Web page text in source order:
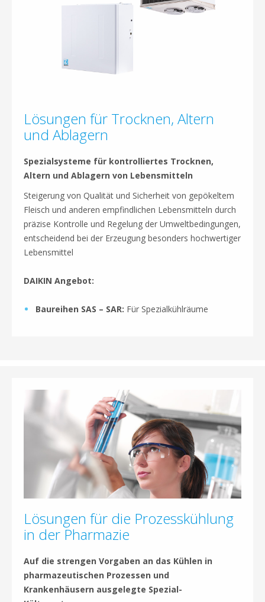
Lösungen für Trocknen, Altern
und Ablagern
Spezialsysteme für kontrolliertes Trocknen,
Altern und Ablagern von Lebensmitteln
Steigerung von Qualität und Sicherheit von gepökeltem
Fleisch und anderen empfindlichen Lebensmitteln durch
präzise Kontrolle und Regelung der Umweltbedingungen,
entscheidend bei der Erzeugung besonders hochwertiger
Lebensmittel
DAIKIN Angebot:
Baureihen SAS – SAR: Für Spezialkühlräume
Lösungen für die Prozesskühlung
in der Pharmazie
Auf die strengen Vorgaben an das Kühlen in
pharmazeutischen Prozessen und
Krankenhäusern ausgelegte Spezial-